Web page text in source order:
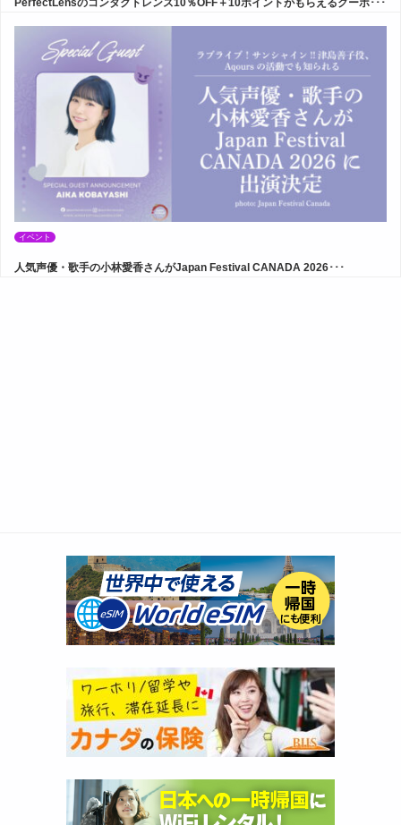
PerfectLensのコンタクトレンズ10％OFF＋10ポイントがもらえるクーポ･･･
イベント
人気声優・歌手の小林愛香さんがJapan Festival CANADA 2026･･･